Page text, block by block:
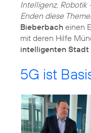
Intelligenz, Robotik
Enden diese
Bieberbach einen
mit deren Hilfe
intelligenten Stadt
5G ist